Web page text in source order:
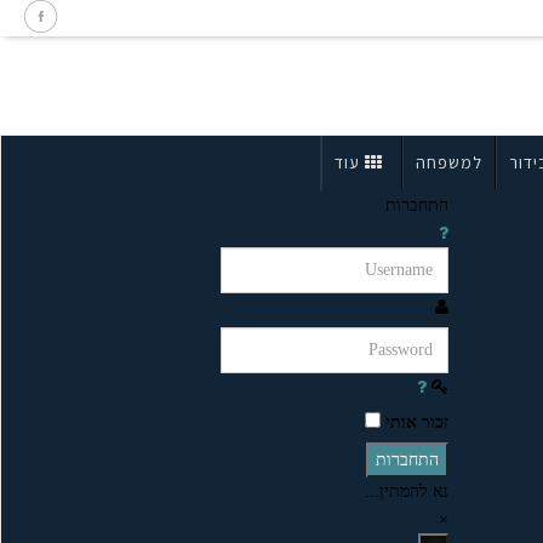
למשפחה עוד
התחברות
זכור אותי
התחברות
נא להמתין...
×